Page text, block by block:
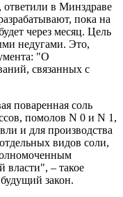
ответили в Минздраве
пока на
через месяц. Цель
недугами. Это,
"О
связанных с
поваренная соль
помолов N 0 и N 1,
и для производства
видов соли,
власти", – такое
закон.